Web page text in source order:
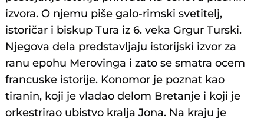
izvora. O njemu piše galo-rimski svetitelj,
istoričar i biskup Tura iz 6. veka Grgur Turski.
Njegova dela predstavljaju istorijski izvor za
ranu epohu Merovinga i zato se smatra ocem
francuske istorije. Konomor je poznat kao
tiranin, koji je vladao delom Bretanje i koji je
orkestrirao ubistvo kralja Jona. Na kraju je